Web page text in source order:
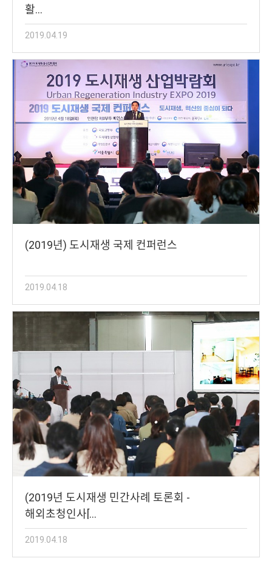
활…
2019.04.19
(2019년) 도시재생 국제 컨퍼런스
2019.04.18
(2019년 도시재생 민간사례 토론회 -
해외초청인사[…
2019.04.18